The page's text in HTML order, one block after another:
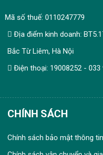
Mã số thuế: 0110247779
Địa điểm kinh doanh:
Bắc Từ Liêm, Hà Nội
Điện thoại: 19008252 - 033
CHÍNH SÁCH
Chính sách bảo mật thông